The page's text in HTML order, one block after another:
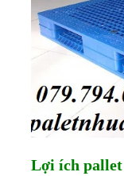
Lợi ích pallet